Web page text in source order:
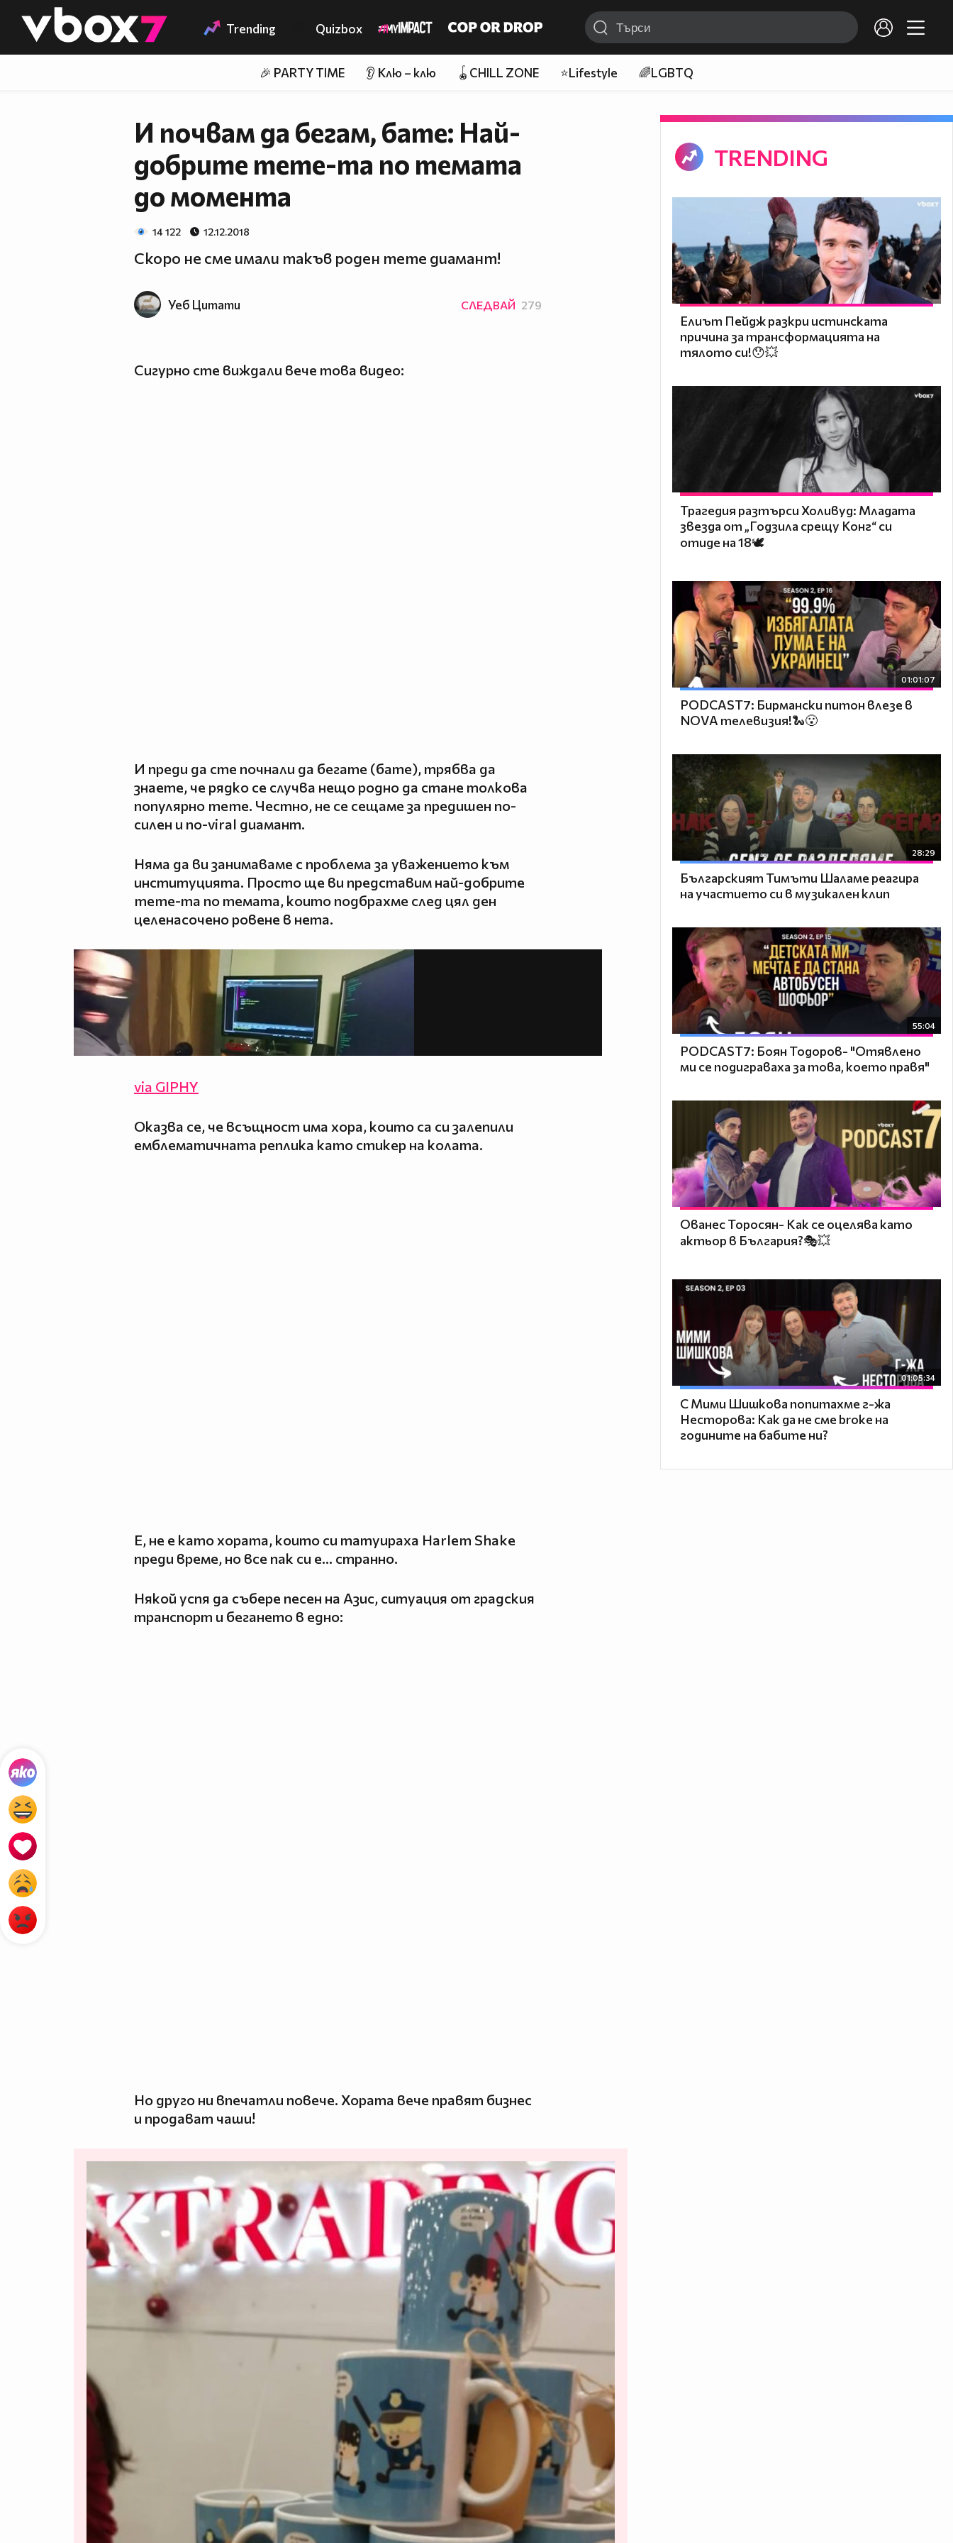
👾 Trending Quizbox
🎉 PARTY TIME 👂 Клю – клю 🪀CHILL ZONE ⭐Lifestyle 🌈LGBTQ
И почвам да бегам, бате: Най-
добрите meme-та по темата
до момента
14 122 12.12.2018
Скоро не сме имали такъв роден meme диамант!
Уеб Цитати СЛЕДВАЙ 279
Сигурно сте виждали вече това видео:
И преди да сте почнали да бегате (бате), трябва да
знаете, че рядко се случва нещо родно да стане толкова
популярно meme. Честно, не се сещаме за предишен по-
силен и по-viral диамант.
Няма да ви занимаваме с проблема за уважението към
институцията. Просто ще ви представим най-добрите
meme-та по темата, които подбрахме след цял ден
целенасочено ровене в нета.
via GIPHY
Оказва се, че всъщност има хора, които са си залепили
емблематичната реплика като стикер на колата.
Е, не е като хората, които си татуираха Harlem Shake
преди време, но все пак си е... странно.
Някой успя да събере песен на Азис, ситуация от градския
транспорт и бегането в едно:
Но друго ни впечатли повече. Хората вече правят бизнес
и продават чаши!
TRENDING
Елиът Пейдж разкри истинската
причина за трансформацията на
тялото си!😯💥
Трагедия разтърси Холивуд: Младата
звезда от „Годзила срещу Конг“ си
отиде на 18🕊️
01:01:07
PODCAST7: Бирмански питон влезе в
NOVA телевизия!🐍😮
28:29
Българският Тимъти Шаламе реагира
на участието си в музикален клип
55:04
PODCAST7: ‪Боян Тодоров- "Отявлено
ми се подиграваха за това, което правя"
Ованес Торосян- Как се оцелява като
актьор в България?🎭💥
01:05:34
С Мими Шишкова попитахме г-жа
Несторова: Как да не сме broke на
годините на бабите ни?